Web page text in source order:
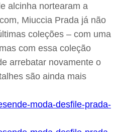
alcinha nortearam a
Miuccia Prada já não
coleções – com uma
com essa coleção
arrebatar novamente o
são ainda mais